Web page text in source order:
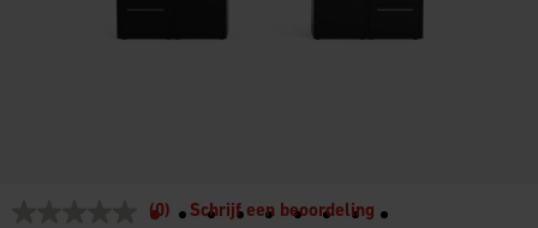
4,9 van 5 klantwaarderingen
(0) Schrijf een beoordeling